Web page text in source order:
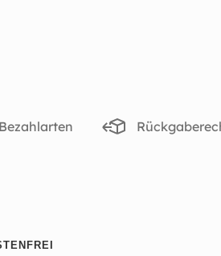
Bezahlarten